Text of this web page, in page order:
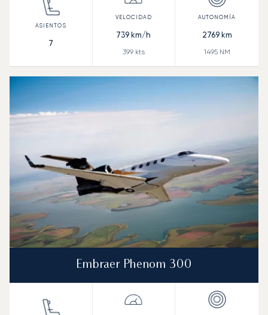
7
739 km/h
399kts
2769km
1495NM
Embraer Phenom 300